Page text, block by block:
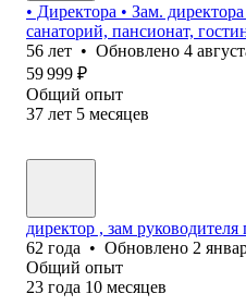
• Директора • Зам.
санаторий, пансионат,
56 лет • Обновлено 4
59 999 ₽
Общий опыт
37 лет 5 месяцев
директор , зам руководителя
62 года • Обновлено 2
Общий опыт
23 года 10 месяцев